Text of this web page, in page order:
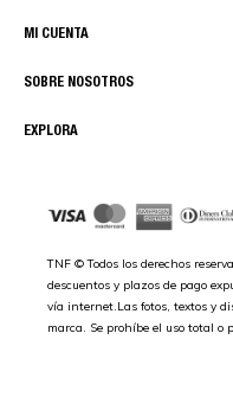
EXPLORA
SOBRE NOSOTROS
MI CUENTA
TNF © Todos los derechos
descuentos y plazos de pago
vía internet.Las fotos, textos y
marca. Se prohíbe el uso total